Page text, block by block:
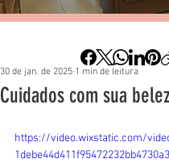
Cuidados com sua
30 de jan. de 2025 1 min de leitura
https://video.wixstatic.com/